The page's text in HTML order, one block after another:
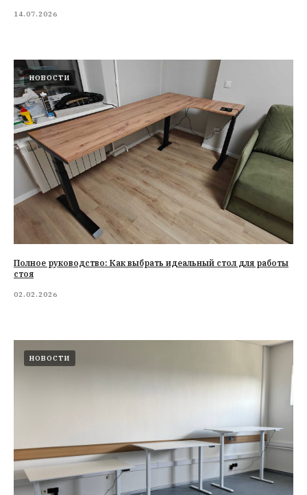
14.07.2026
НОВОСТИ
Полное руководство: Как выбрать идеальный стол для работы
стоя
02.02.2026
НОВОСТИ